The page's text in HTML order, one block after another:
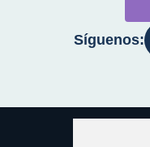
Síguenos: